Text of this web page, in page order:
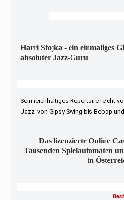
Harri Stojka - ein einmaliges
absoluter Jazz-Guru
Sein reichhaltiges Repertoire reicht
Jazz, von Gipsy Swing bis Bebop
Das lizenzierte Online
Tausenden Spielautomaten
in